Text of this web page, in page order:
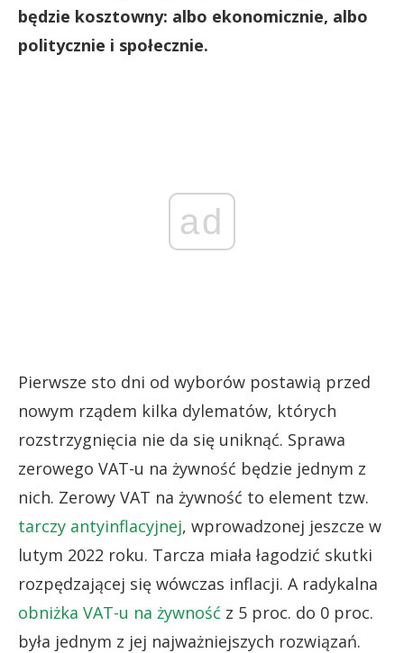
będzie kosztowny: albo ekonomicznie, albo
politycznie i społecznie.
ad
Pierwsze sto dni od wyborów postawią przed
nowym rządem kilka dylematów, których
rozstrzygnięcia nie da się uniknąć. Sprawa
zerowego VAT-u na żywność będzie jednym z
nich. Zerowy VAT na żywność to element tzw.
tarczy antyinflacyjnej, wprowadzonej jeszcze w
lutym 2022 roku. Tarcza miała łagodzić skutki
rozpędzającej się wówczas inflacji. A radykalna
obniżka VAT-u na żywność z 5 proc. do 0 proc.
była jednym z jej najważniejszych rozwiązań.